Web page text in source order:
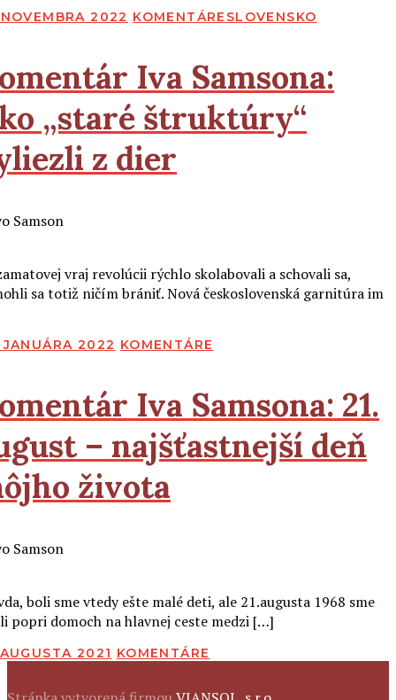
2022 KOMENTÁRE SLOVENSKO
Iva Samsona:
„staré štruktúry“
z dier
vraj revolúcii rýchlo skolabovali a schovali sa,
sa totiž ničím brániť. Nová československá garnitúra im
2022 KOMENTÁRE
Iva Samsona: 21.
– najšťastnejší deň
života
boli sme vtedy ešte malé deti, ale 21.augusta 1968 sme
popri domoch na hlavnej ceste medzi […]
2021 KOMENTÁRE